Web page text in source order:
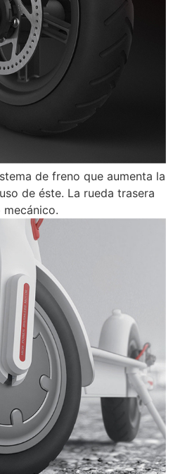
de freno que aumenta la
de éste. La rueda trasera